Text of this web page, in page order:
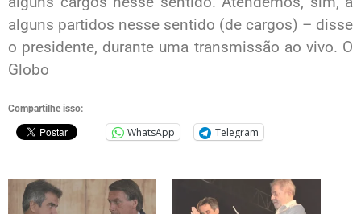
alguns partidos nesse sentido (de cargos) – disse
o presidente, durante uma transmissão ao vivo. O
Globo
Compartilhe isso:
WhatsApp Telegram